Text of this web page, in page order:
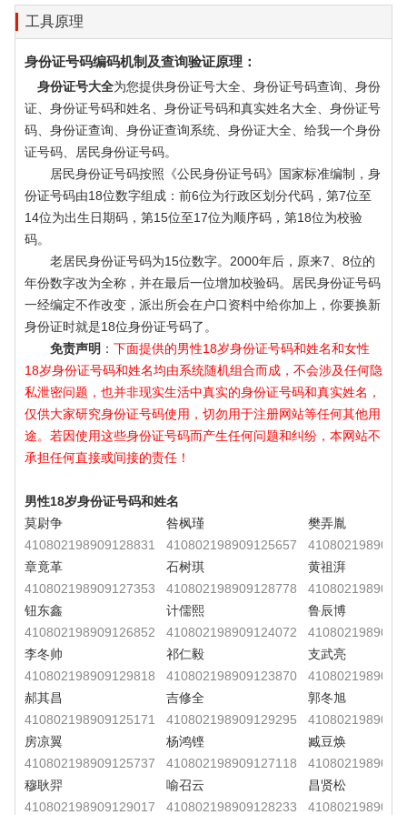
工具原理
身份证号码编码机制及查询验证原理：
身份证号大全为您提供身份证号大全、身份证号码查询、身份
证、身份证号码和姓名、身份证号码和真实姓名大全、身份证号
码、身份证查询、身份证查询系统、身份证大全、给我一个身份
证号码、居民身份证号码。
居民身份证号码按照《公民身份证号码》国家标准编制，身
份证号码由18位数字组成：前6位为行政区划分代码，第7位至
14位为出生日期码，第15位至17位为顺序码，第18位为校验
码。
老居民身份证号码为15位数字。2000年后，原来7、8位的
年份数字改为全称，并在最后一位增加校验码。居民身份证号码
一经编定不作改变，派出所会在户口资料中给你加上，你要换新
身份证时就是18位身份证号码了。
免责声明 ： 下面提供的男性18岁身份证号码和姓名和女性
18岁身份证号码和姓名均由系统随机组合而成，不会涉及任何隐
私泄密问题，也并非现实生活中真实的身份证号码和真实姓名，
仅供大家研究身份证号码使用，切勿用于注册网站等任何其他用
途。若因使用这些身份证号码而产生任何问题和纠纷，本网站不
承担任何直接或间接的责任！
男性18岁身份证号码和姓名
莫尉争
410802198909128831
咎枫瑾
410802198909125657
樊弄胤
章竟革
410802198909127353
石树琪
410802198909128778
黄祖湃
钮东鑫
410802198909126852
计儒熙
410802198909124072
鲁辰博
李冬帅
410802198909129818
祁仁毅
410802198909123870
支武亮
郝其昌
410802198909125171
吉修全
410802198909129295
郭冬旭
房凉翼
410802198909125737
杨鸿铿
410802198909127118
臧豆焕
穆耿羿
410802198909129017
喻召云
410802198909128233
昌贤松